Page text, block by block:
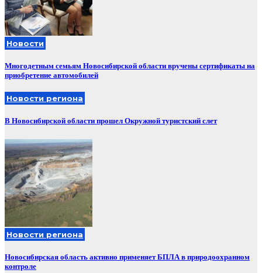
Новости
Многодетным семьям Новосибирской области вручены сертификаты на
приобретение автомобилей
Новости региона
В Новосибирской области прошел Окружной туристский слет
Новости региона
Новосибирская область активно применяет БПЛА в природоохранном
контроле